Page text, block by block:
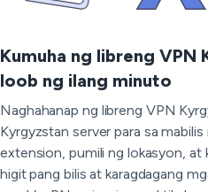
Kumuha ng libreng VPN
loob ng ilang minuto
Naghahanap ng libreng VPN
Kyrgyzstan server para sa
extension, pumili ng lokasyon, at
higit pang bilis at karagdagang